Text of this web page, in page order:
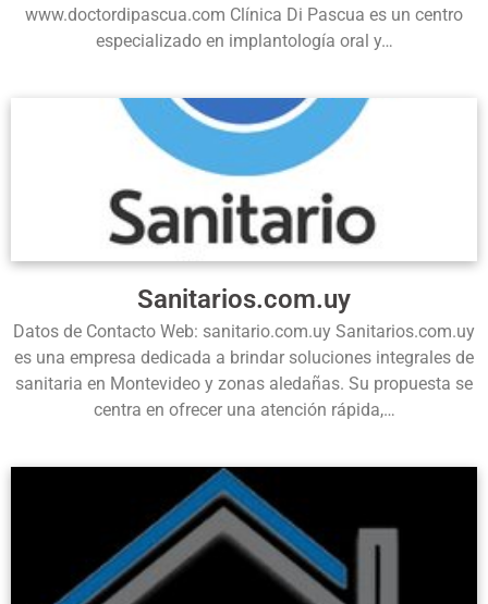
www.doctordipascua.com Clínica Di Pascua es un centro
especializado en implantología oral y…
Sanitarios.com.uy
Datos de Contacto Web: sanitario.com.uy Sanitarios.com.uy
es una empresa dedicada a brindar soluciones integrales de
sanitaria en Montevideo y zonas aledañas. Su propuesta se
centra en ofrecer una atención rápida,…